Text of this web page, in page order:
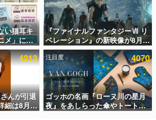
の企画書
ムクリエイターの方々に製作時のエピソードをお
ヒットする企画（ゲーム）とは何か？を探ってい
を解いてはいけない。『赫本』は、〈試験問題〉
た短編ホラー小説集です。
に訊く
のデジタルゲーム市場を担う若きクリエイター達
い、彼らのルーツと情熱を探っていきます。
い猫耳キ
メ」に視
見。違法
写も含め
す
『ファイナルファンタジーⅦ リ
ベレーション』の新映像が8月
26日早朝に公開へ。『FF7』リ
メイクシリーズの完結編、
「gamescom」のオープニング
ナイトライブにてディレクター
の浜口直樹氏が登壇する予定
4213
んが引退
細は8月9
明
注目度 4070
ゴッホの名画『ローヌ川の星月
夜』をあしらった傘やトートバ
ッグなどが登場。8月7日21時よ